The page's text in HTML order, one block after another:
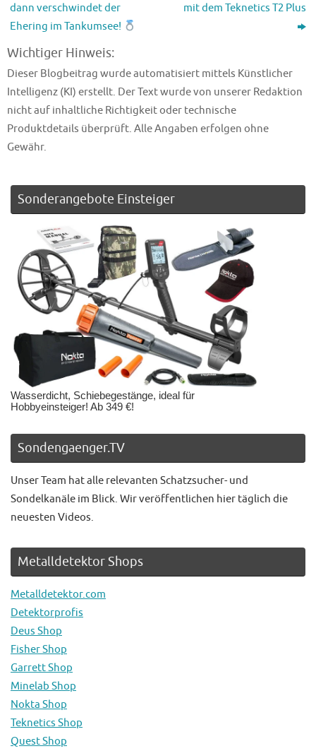
dann verschwindet der
Ehering im Tankumsee!
mit dem Teknetics T2 Plus
Wichtiger Hinweis:
Dieser Blogbeitrag wurde automatisiert mittels Künstlicher
Intelligenz (KI) erstellt. Der Text wurde von unserer Redaktion
nicht auf inhaltliche Richtigkeit oder technische
Produktdetails überprüft. Alle Angaben erfolgen ohne
Gewähr.
Sonderangebote Einsteiger
Wasserdicht, Schiebegestänge, ideal für
Hobbyeinsteiger! Ab 349 €!
Sondengaenger.TV
Unser Team hat alle relevanten Schatzsucher- und
Sondelkanäle im Blick. Wir veröffentlichen hier täglich die
neuesten Videos.
Metalldetektor Shops
Metalldetektor.com
Detektorprofis
Deus Shop
Fisher Shop
Garrett Shop
Minelab Shop
Nokta Shop
Teknetics Shop
Quest Shop